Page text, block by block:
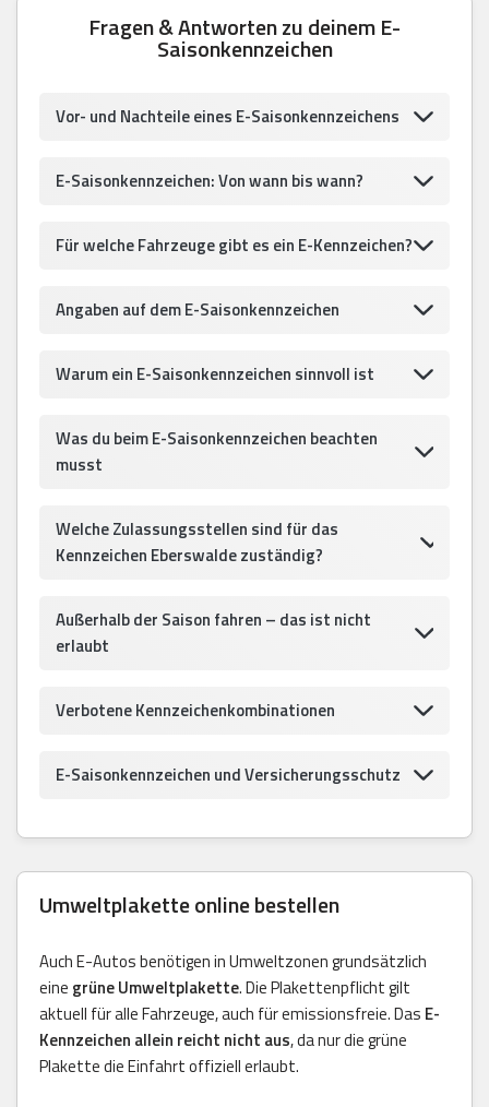
Fragen & Antworten zu deinem E-
Saisonkennzeichen
Vor- und Nachteile eines E-Saisonkennzeichens
E-Saisonkennzeichen: Von wann bis wann?
Für welche Fahrzeuge gibt es ein E-Kennzeichen?
Angaben auf dem E-Saisonkennzeichen
Warum ein E-Saisonkennzeichen sinnvoll ist
Was du beim E-Saisonkennzeichen beachten
musst
Welche Zulassungsstellen sind für das
Kennzeichen Eberswalde zuständig?
Außerhalb der Saison fahren – das ist nicht
erlaubt
Verbotene Kennzeichenkombinationen
E-Saisonkennzeichen und Versicherungsschutz
Umweltplakette online bestellen
Auch E-Autos benötigen in Umweltzonen grundsätzlich
eine grüne Umweltplakette. Die Plakettenpflicht gilt
aktuell für alle Fahrzeuge, auch für emissionsfreie. Das E-
Kennzeichen allein reicht nicht aus, da nur die grüne
Plakette die Einfahrt offiziell erlaubt.